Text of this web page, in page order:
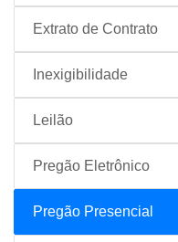
Extrato de Contrato
Inexigibilidade
Leilão
Pregão Eletrônico
Pregão Presencial